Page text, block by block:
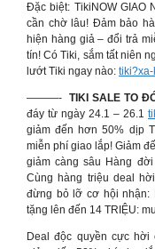
Đặc biệt: TikiNOW GIAO
cần chờ lâu! Đảm bảo
hiện hàng giả – đổi trả
tín! Có Tiki, sắm tất niên
lướt Tiki ngay nào:
———-TIKI SALE TO
đáy từ ngày 24.1 – 26.1
giảm đến hơn 50% dịp
miễn phí giao lắp! Giảm
giảm càng sâu Hàng
Cùng hàng triệu deal
đừng bỏ lỡ cơ hội nhận:
tặng lên đến 14 TRIỆU:
Deal độc quyền cực hời